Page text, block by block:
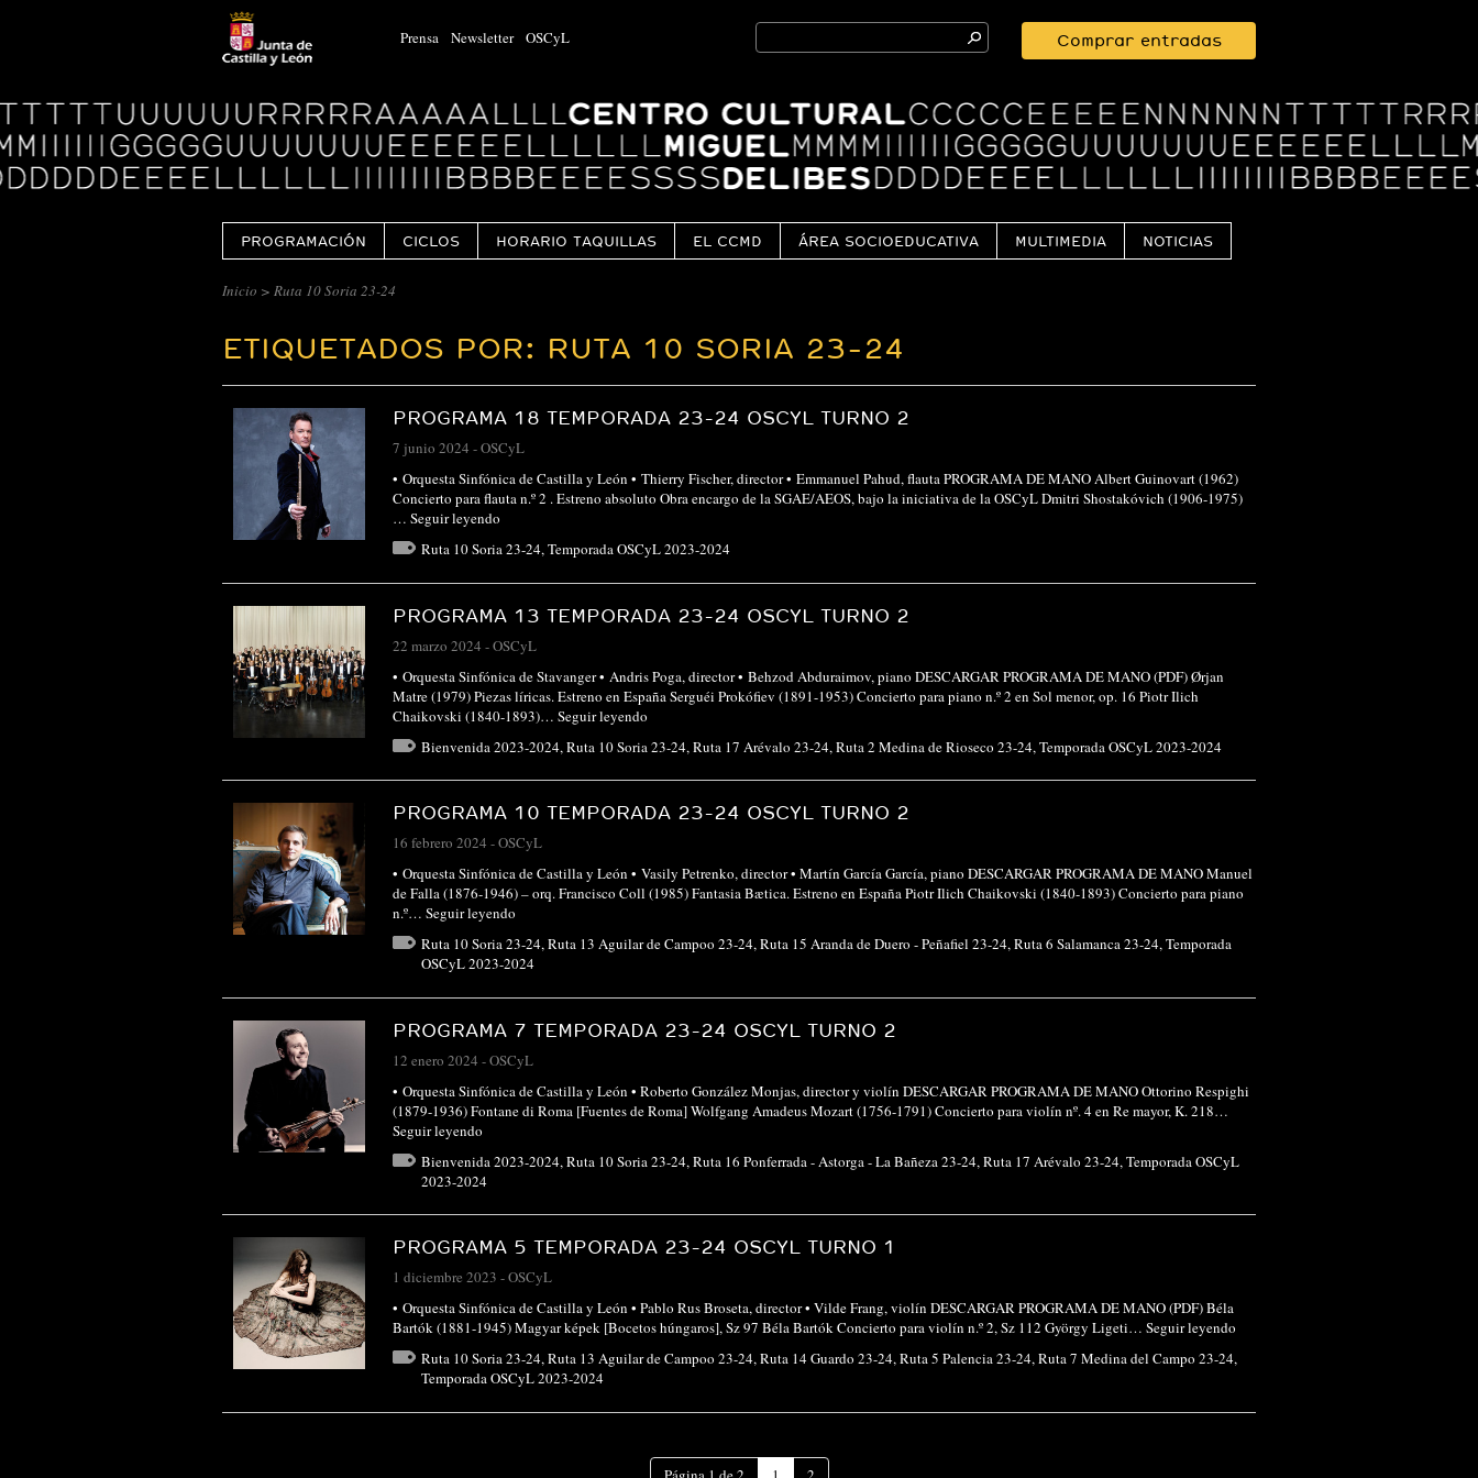
Prensa Newsletter OSCyL
Search
for:
Comprar entradas
Logo
Centro
Cultural
Miguel
Delibes
PROGRAMACIÓN CICLOS HORARIO TAQUILLAS EL CCMD ÁREA SOCIOEDUCATIVA MULTIMEDIA NOTICIAS
Inicio > Ruta 10 Soria 23-24
ETIQUETADOS POR: RUTA 10 SORIA 23-24
PROGRAMA 18 TEMPORADA 23-24 OSCYL TURNO 2
7 junio 2024 -OSCyL
• Orquesta Sinfónica de Castilla y León • Thierry Fischer, director • Emmanuel Pahud, flauta PROGRAMA DE MANO Albert Guinovart (1962)
Concierto para flauta n.º 2 . Estreno absoluto Obra encargo de la SGAE/AEOS, bajo la iniciativa de la OSCyL Dmitri Shostakóvich (1906-1975)
… Seguir leyendo
Ruta 10 Soria 23-24,Temporada OSCyL 2023-2024
PROGRAMA 13 TEMPORADA 23-24 OSCYL TURNO 2
22 marzo 2024 -OSCyL
• Orquesta Sinfónica de Stavanger • Andris Poga, director • Behzod Abduraimov, piano DESCARGAR PROGRAMA DE MANO (PDF) Ørjan
Matre (1979) Piezas líricas. Estreno en España Serguéi Prokófiev (1891-1953) Concierto para piano n.º 2 en Sol menor, op. 16 Piotr Ilich
Chaikovski (1840-1893)… Seguir leyendo
Bienvenida 2023-2024, Ruta 10 Soria 23-24, Ruta 17 Arévalo 23-24, Ruta 2 Medina de Rioseco 23-24, Temporada OSCyL 2023-2024
PROGRAMA 10 TEMPORADA 23-24 OSCYL TURNO 2
16 febrero 2024 -OSCyL
• Orquesta Sinfónica de Castilla y León • Vasily Petrenko, director • Martín García García, piano DESCARGAR PROGRAMA DE MANO Manuel
de Falla (1876-1946) – orq. Francisco Coll (1985) Fantasia Bætica. Estreno en España Piotr Ilich Chaikovski (1840-1893) Concierto para piano
n.º… Seguir leyendo
Ruta 10 Soria 23-24,Ruta 13 Aguilar de Campoo 23-24,Ruta 15 Aranda de Duero - Peñafiel 23-24,Ruta 6 Salamanca 23-24,Temporada
OSCyL 2023-2024
PROGRAMA 7 TEMPORADA 23-24 OSCYL TURNO 2
12 enero 2024 -OSCyL
• Orquesta Sinfónica de Castilla y León • Roberto González Monjas, director y violín DESCARGAR PROGRAMA DE MANO Ottorino Respighi
(1879-1936) Fontane di Roma [Fuentes de Roma] Wolfgang Amadeus Mozart (1756-1791) Concierto para violín nº. 4 en Re mayor, K. 218…
Seguir leyendo
Bienvenida 2023-2024, Ruta 10 Soria 23-24, Ruta 16 Ponferrada - Astorga - La Bañeza 23-24, Ruta 17 Arévalo 23-24, Temporada OSCyL
2023-2024
PROGRAMA 5 TEMPORADA 23-24 OSCYL TURNO 1
1 diciembre 2023 -OSCyL
• Orquesta Sinfónica de Castilla y León • Pablo Rus Broseta, director • Vilde Frang, violín DESCARGAR PROGRAMA DE MANO (PDF) Béla
Bartók (1881-1945) Magyar képek [Bocetos húngaros], Sz 97 Béla Bartók Concierto para violín n.º 2, Sz 112 György Ligeti… Seguir leyendo
Ruta 10 Soria 23-24,Ruta 13 Aguilar de Campoo 23-24,Ruta 14 Guardo 23-24,Ruta 5 Palencia 23-24,Ruta 7 Medina del Campo 23-24,
Temporada OSCyL 2023-2024
(Página